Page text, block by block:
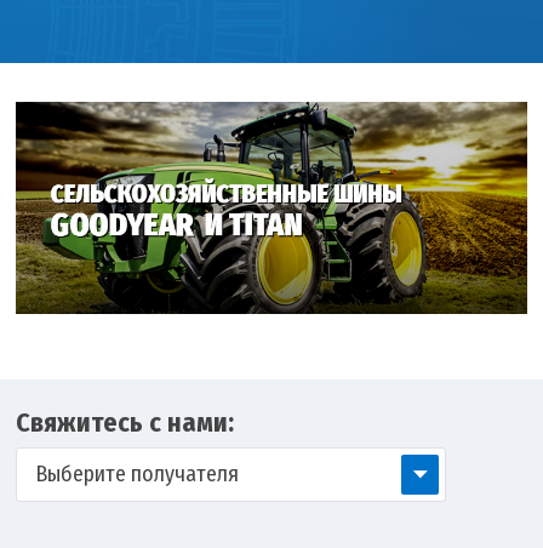
Свяжитесь с нами:
Выберите получателя